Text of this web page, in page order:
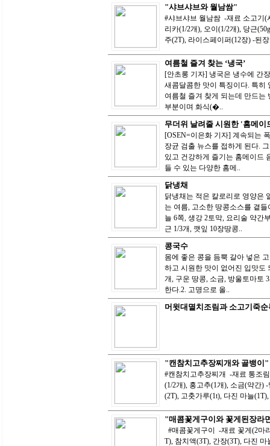
"샤브샤브와 월남쌈"
#샤브샤브 월남쌈 -재료 소고기(
리카(1/2개), 오이(1/2개), 당근
주(2T), 라이스페이퍼(12장) -된
여름철 즐겨 찾는 ‘냉국’
[안초롱 기자] 냉국은 냉수에 간
새콤달콤한 맛이 특징이다. 특히
여름철 즐겨 찾게 되는데 만드는
부분이며 화식(�..
무더위 날려줄 시원한 '홈메이
[OSEN=이은화 기자] 계속되는
장균 검출 뉴스를 접하게 된다.
있고 건강하게 즐기는 홈메이드
들 수 있는 다양한 홈메..
닭냉채
닭냉채는 적은 칼로리로 영양은
는 여름, 고소한 땅콩소스를 곁
늘 6쪽, 생강 2토막, 요리술 약간
근 1/3개, 깻잎 10장땅콩..
콩국수
몸에 좋은 콩을 듬뿍 갈아 넣은
하고 시원한 맛이 없어진 입맛도
개, 구운 땅콩, 소금, 방울토마토
한다.2. 고명으로 올..
머윗대멸치조림과 소고기죽순
"캔참치고추장찌개와 골뱅이"
#캔참치고추장찌개 -재료 통조
(1/2개), 홍고추(1개), 소금(약간)
(2T), 고춧가루(1t), 다진 마늘
"매콤꽃게구이와 꽃게된장라
#매콤꽃게구이 -재료 꽃게(2마
T), 참치액(3T), 간장(3T), 다진